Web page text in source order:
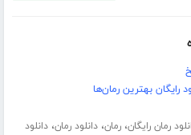
رایگان بهترین رمان‌ها
رمان رایگان،رمان،دانلود رمان،دانلود